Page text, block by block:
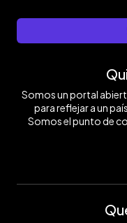
Somos un portal
para reflejar a un
Somos el punto de